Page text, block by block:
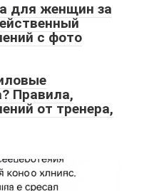
для женщин за
с фото
Правила,
от тренера,